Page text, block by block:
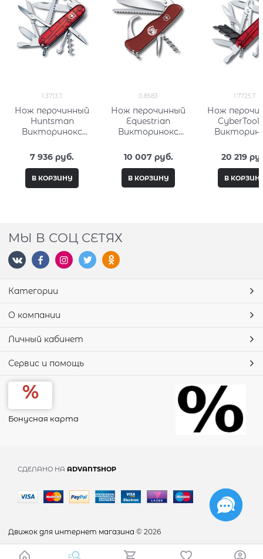
1.3713.T
Нож перочинный
Huntsman
Викторинокс
7 936 руб.
В КОРЗИНУ
0.8583
Нож перочинный
Equestrian
Викторинокс
10 007 руб.
В КОРЗИНУ
1.7725.T
Нож
CyberTool
20 219
В
МЫ В СОЦ СЕТЯХ
Категории
О компании
Личный кабинет
Сервис и помощь
Бонусная карта
СДЕЛАНО НА ADVANTSHOP
Движок для интернет магазина © 2026